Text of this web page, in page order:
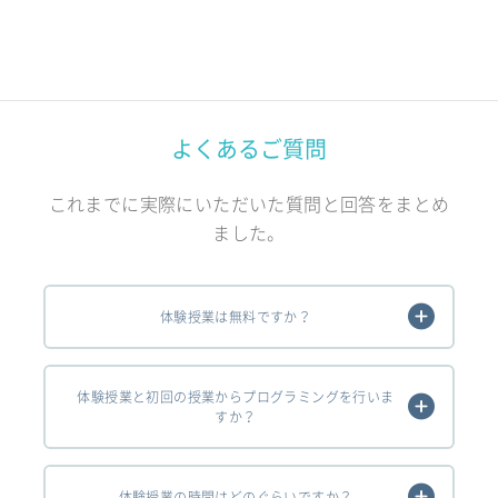
よくあるご質問
これまでに実際にいただいた質問と回答をまとめ
ました。
体験授業は無料ですか？
体験授業と初回の授業からプログラミングを行いま
すか？